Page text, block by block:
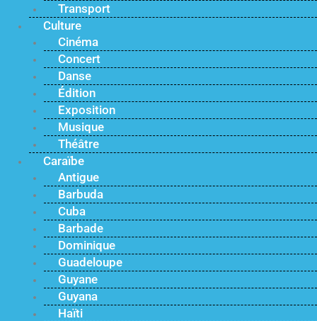
Transport
Culture
Cinéma
Concert
Danse
Édition
Exposition
Musique
Théâtre
Caraïbe
Antigue
Barbuda
Cuba
Barbade
Dominique
Guadeloupe
Guyane
Guyana
Haïti